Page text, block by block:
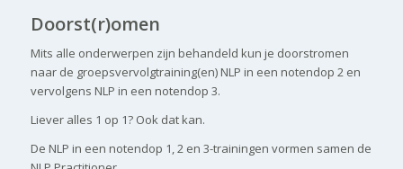
Doorst(r)omen
Mits alle onderwerpen zijn behandeld kun je doorstromen
naar de groepsvervolgtraining(en) NLP in een notendop 2 en
vervolgens NLP in een notendop 3.
Liever alles 1 op 1? Ook dat kan.
De NLP in een notendop 1, 2 en 3-trainingen vormen samen de